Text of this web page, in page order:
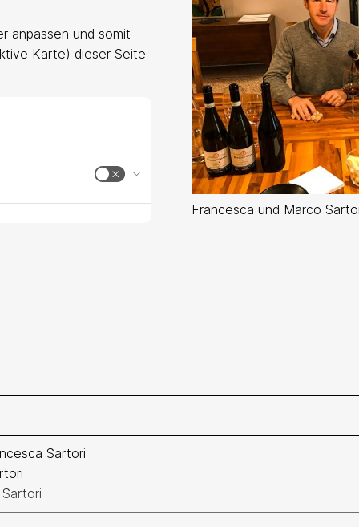
anpassen und somit
Karte) dieser Seite
Francesca und Marco
Sartori